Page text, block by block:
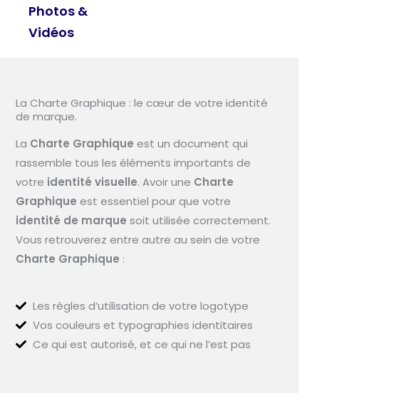
Photos &
Vidéos
La Charte Graphique : le cœur de votre identité
de marque.
La Charte Graphique est un document qui
rassemble tous les éléments importants de
votre identité visuelle. Avoir une Charte
Graphique est essentiel pour que votre
identité de marque soit utilisée correctement.
Vous retrouverez entre autre au sein de votre
Charte Graphique :
Les règles d’utilisation de votre logotype
Vos couleurs et typographies identitaires
Ce qui est autorisé, et ce qui ne l’est pas